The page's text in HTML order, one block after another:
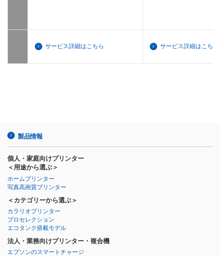
サービス詳細はこちら サービス詳細はこちら
製品情報
個人・家庭向けプリンター
＜用途から選ぶ＞
ホームプリンター
写真高画質プリンター
＜カテゴリーから選ぶ＞
カラリオプリンター
プロセレクション
エコタンク搭載モデル
法人・業務向けプリンター・複合機
エプソンのスマートチャージ